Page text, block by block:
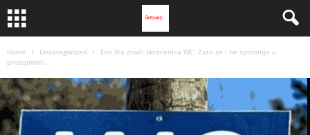
Home Uncategorized
Evo šta znači skraćenica WC: Zato se i ne spominje u
pristojnom...